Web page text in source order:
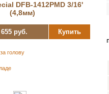
DFB-1412PMD 3/16'
(4,8мм)
руб. Купить
за голову